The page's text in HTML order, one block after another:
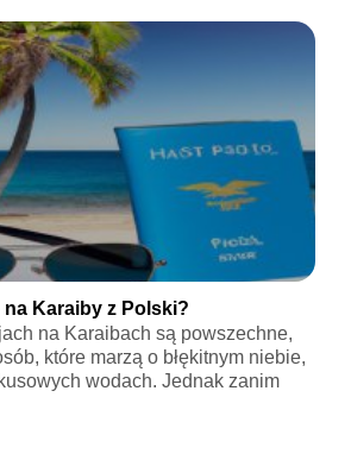
na Karaiby z Polski?
na Karaibach są powszechne,
które marzą o błękitnym niebie,
wodach. Jednak zanim